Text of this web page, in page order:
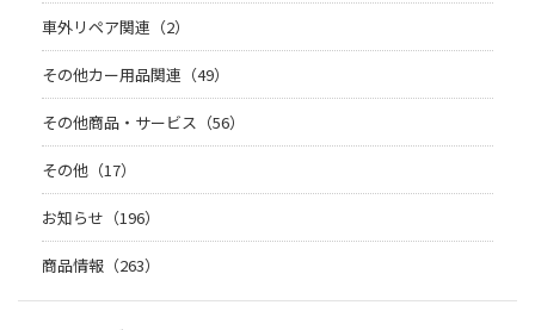
車外リペア関連（2）
その他カー用品関連（49）
その他商品・サービス（56）
その他（17）
お知らせ（196）
商品情報（263）